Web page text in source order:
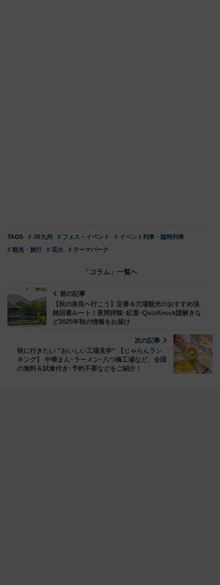
TAGS # JR九州 # フェス・イベント
# イベント列車・臨時列車
# 観光・旅行
# 花火 # テーマパーク
「コラム」一覧へ
前の記事
【秋の奈良へ行こう】定番＆穴場観光のおすすめ混
雑回避ルート！夜間拝観･紅葉･QuizKnock謎解きな
ど2025年秋の情報をお届け
次の記事
秋に行きたい “おいしい工場見学“ 【じゃらんラン
キング】 中華まん･ラーメン･八つ橋工場など、全国
の無料＆試食付き･予約不要などをご紹介！